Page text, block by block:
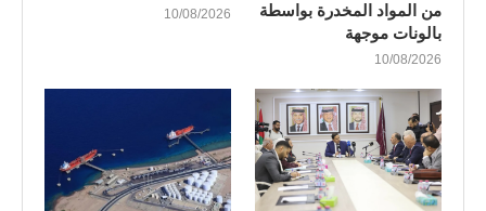
من المواد المخدرة بواسطة
بالونات موجهة
10/08/2026
10/08/2026